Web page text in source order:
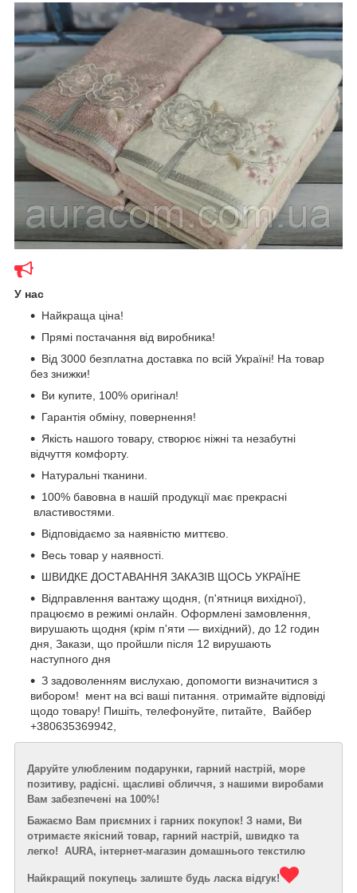
У нас
Найкраща ціна!
Прямі постачання від виробника!
Від 3000 безплатна доставка по всій Україні! На товар
без знижки!
Ви купите, 100% оригінал!
Гарантія обміну, повернення!
Якість нашого товару, створює ніжні та незабутні
відчуття комфорту.
Натуральні тканини.
100% бавовна в нашій продукції має прекрасні
властивостями.
Відповідаємо за наявністю миттєво.
Весь товар у наявності.
ШВИДКЕ ДОСТАВАННЯ ЗАКАЗІВ ЩОСЬ УКРАЇНЕ
Відправлення вантажу щодня, (п'ятниця вихідної),
працюємо в режимі онлайн. Оформлені замовлення,
вирушають щодня (крім п'яти — вихідний), до 12 годин
дня, Закази, що пройшли після 12 вирушають
наступного дня
З задоволенням вислухаю, допомогти визначитися з
вибором! мент на всі ваші питання. отримайте відповіді
щодо товару! Пишіть, телефонуйте, питайте, Вайбер
+380635369942,
Даруйте улюбленим подарунки, гарний настрій, море
позитиву, радісні. щасливі обличчя, з нашими виробами
Вам забезпечені на 100%!
Бажаємо Вам приємних і гарних покупок! З нами, Ви
отримаєте якісний товар, гарний настрій, швидко та
легко! AURA, інтернет-магазин домашнього текстилю
Найкращий покупець залиште будь ласка відгук!